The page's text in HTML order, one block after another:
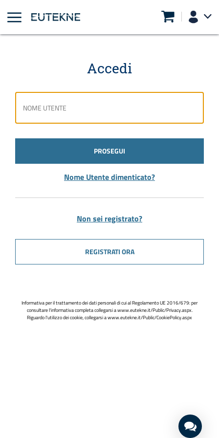
Accedi
PROSEGUI
Nome Utente dimenticato?
Non sei registrato?
REGISTRATI ORA
Informativa per il trattamento dei dati personali di cui al Regolamento UE 2016/679: per
consultare l'informativa completa collegarsi awww.eutekne.it/Public/Privacy.aspx.
Riguardo l'utilizzo dei cookie, collegarsi awww.eutekne.it/Public/CookiePolicy.aspx